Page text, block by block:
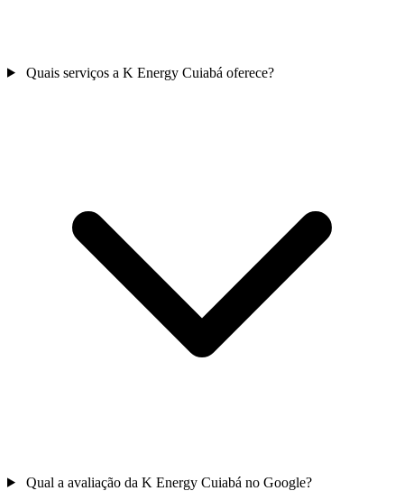
Quais serviços a K Energy Cuiabá oferece?
Qual a avaliação da K Energy Cuiabá no Google?